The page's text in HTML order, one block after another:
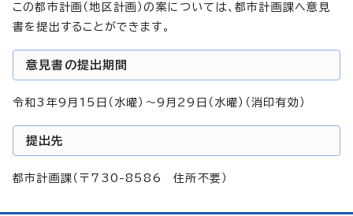
この都市計画（地区計画）の案については、都市計画課へ意見
書を提出することができます。
意見書の提出期間
令和3年9月15日（水曜）～9月29日（水曜）（消印有効）
提出先
都市計画課（〒730-8586 住所不要）